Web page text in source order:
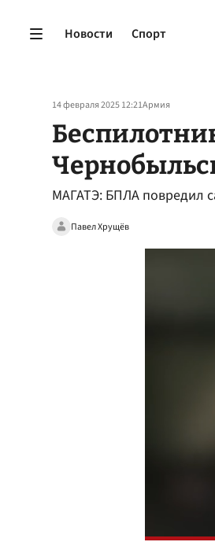
Новости Спорт
14 февраля 2025 12:21Армия
МАГАТЭ: БПЛА повредил
Павел Хрущёв